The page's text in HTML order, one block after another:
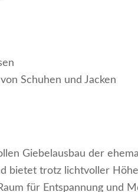
Schuhen und Jacken
Giebelausbau der
bietet trotz lichtvoller
für Entspannung und